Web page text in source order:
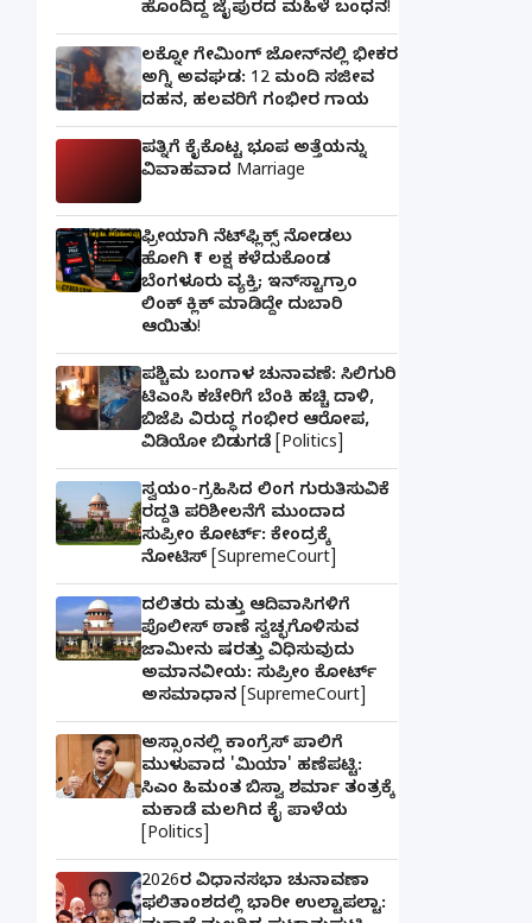
ಹೊಂದಿದ್ದ ಜೈಪುರದ ಮಹಿಳೆ ಬಂಧನ!
ಲಕ್ನೋ ಗೇಮಿಂಗ್ ಜೋನ್‌ನಲ್ಲಿ ಭೀಕರ
ಅಗ್ನಿ ಅವಘಡ: 12 ಮಂದಿ ಸಜೀವ
ದಹನ, ಹಲವರಿಗೆ ಗಂಭೀರ ಗಾಯ
ಪತ್ನಿಗೆ ಕೈಕೊಟ್ಟ ಭೂಪ ಅತ್ತೆಯನ್ನು
ವಿವಾಹವಾದ Marriage
ಫ್ರೀಯಾಗಿ ನೆಟ್‌ಫ್ಲಿಕ್ಸ್ ನೋಡಲು
ಹೋಗಿ ₹1 ಲಕ್ಷ ಕಳೆದುಕೊಂಡ
ಬೆಂಗಳೂರು ವ್ಯಕ್ತಿ; ಇನ್‌ಸ್ಟಾಗ್ರಾಂ
ಲಿಂಕ್ ಕ್ಲಿಕ್ ಮಾಡಿದ್ದೇ ದುಬಾರಿ
ಆಯಿತು!
ಪಶ್ಚಿಮ ಬಂಗಾಳ ಚುನಾವಣೆ: ಸಿಲಿಗುರಿ
ಟಿಎಂಸಿ ಕಚೇರಿಗೆ ಬೆಂಕಿ ಹಚ್ಚಿ ದಾಳಿ,
ಬಿಜೆಪಿ ವಿರುದ್ಧ ಗಂಭೀರ ಆರೋಪ,
ವಿಡಿಯೋ ಬಿಡುಗಡೆ [Politics]
ಸ್ವಯಂ-ಗ್ರಹಿಸಿದ ಲಿಂಗ ಗುರುತಿಸುವಿಕೆ
ರದ್ದತಿ ಪರಿಶೀಲನೆಗೆ ಮುಂದಾದ
ಸುಪ್ರೀಂ ಕೋರ್ಟ್: ಕೇಂದ್ರಕ್ಕೆ
ನೋಟಿಸ್ [SupremeCourt]
ದಲಿತರು ಮತ್ತು ಆದಿವಾಸಿಗಳಿಗೆ
ಪೊಲೀಸ್ ಠಾಣೆ ಸ್ವಚ್ಛಗೊಳಿಸುವ
ಜಾಮೀನು ಷರತ್ತು ವಿಧಿಸುವುದು
ಅಮಾನವೀಯ: ಸುಪ್ರೀಂ ಕೋರ್ಟ್
ಅಸಮಾಧಾನ [SupremeCourt]
ಅಸ್ಸಾಂನಲ್ಲಿ ಕಾಂಗ್ರೆಸ್ ಪಾಲಿಗೆ
ಮುಳುವಾದ 'ಮಿಯಾ' ಹಣೆಪಟ್ಟಿ:
ಸಿಎಂ ಹಿಮಂತ ಬಿಸ್ವಾ ಶರ್ಮಾ ತಂತ್ರಕ್ಕೆ
ಮಕಾಡೆ ಮಲಗಿದ ಕೈ ಪಾಳೆಯ
[Politics]
2026ರ ವಿಧಾನಸಭಾ ಚುನಾವಣಾ
ಫಲಿತಾಂಶದಲ್ಲಿ ಭಾರೀ ಉಲ್ಟಾಪಲ್ಟಾ: